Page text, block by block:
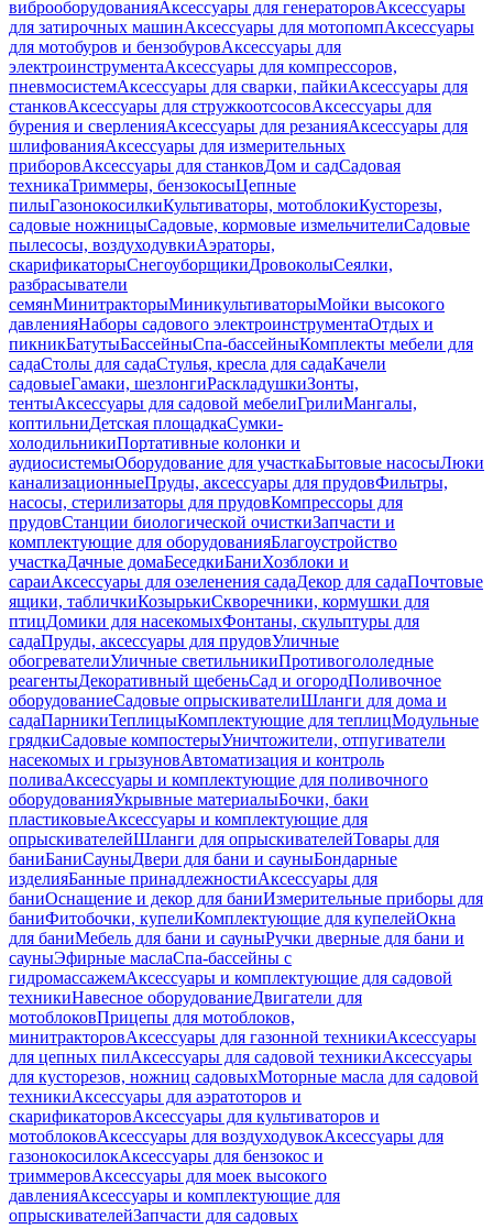
виброоборудованияАксессуары для генераторовАксессуары
для затирочных машинАксессуары для мотопомпАксессуары
для мотобуров и бензобуровАксессуары для
электроинструментаАксессуары для компрессоров,
пневмосистемАксессуары для сварки, пайкиАксессуары для
станковАксессуары для стружкоотсосовАксессуары для
бурения и сверленияАксессуары для резанияАксессуары для
шлифованияАксессуары для измерительных
приборовАксессуары для станковДом и садСадовая
техникаТриммеры, бензокосыЦепные
пилыГазонокосилкиКультиваторы, мотоблокиКусторезы,
садовые ножницыСадовые, кормовые измельчителиСадовые
пылесосы, воздуходувкиАэраторы,
скарификаторыСнегоуборщикиДровоколыСеялки,
разбрасыватели
семянМинитракторыМиникультиваторыМойки высокого
давленияНаборы садового электроинструментаОтдых и
пикникБатутыБассейныСпа-бассейныКомплекты мебели для
садаСтолы для садаСтулья, кресла для садаКачели
садовыеГамаки, шезлонгиРаскладушкиЗонты,
тентыАксессуары для садовой мебелиГрилиМангалы,
коптильниДетская площадкаСумки-
холодильникиПортативные колонки и
аудиосистемыОборудование для участкаБытовые насосыЛюки
канализационныеПруды, аксессуары для прудовФильтры,
насосы, стерилизаторы для прудовКомпрессоры для
прудовСтанции биологической очисткиЗапчасти и
комплектующие для оборудованияБлагоустройство
участкаДачные домаБеседкиБаниХозблоки и
сараиАксессуары для озеленения садаДекор для садаПочтовые
ящики, табличкиКозырькиСкворечники, кормушки для
птицДомики для насекомыхФонтаны, скульптуры для
садаПруды, аксессуары для прудовУличные
обогревателиУличные светильникиПротивогололедные
реагентыДекоративный щебеньСад и огородПоливочное
оборудованиеСадовые опрыскивателиШланги для дома и
садаПарникиТеплицыКомплектующие для теплицМодульные
грядкиСадовые компостерыУничтожители, отпугиватели
насекомых и грызуновАвтоматизация и контроль
поливаАксессуары и комплектующие для поливочного
оборудованияУкрывные материалыБочки, баки
пластиковыеАксессуары и комплектующие для
опрыскивателейШланги для опрыскивателейТовары для
баниБаниСауныДвери для бани и сауныБондарные
изделияБанные принадлежностиАксессуары для
баниОснащение и декор для баниИзмерительные приборы для
баниФитобочки, купелиКомплектующие для купелейОкна
для баниМебель для бани и сауныРучки дверные для бани и
сауныЭфирные маслаСпа-бассейны с
гидромассажемАксессуары и комплектующие для садовой
техникиНавесное оборудованиеДвигатели для
мотоблоковПрицепы для мотоблоков,
минитракторовАксессуары для газонной техникиАксессуары
для цепных пилАксессуары для садовой техникиАксессуары
для кусторезов, ножниц садовыхМоторные масла для садовой
техникиАксессуары для аэратоторов и
скарификаторовАксессуары для культиваторов и
мотоблоковАксессуары для воздуходувокАксессуары для
газонокосилокАксессуары для бензокос и
триммеровАксессуары для моек высокого
давленияАксессуары и комплектующие для
опрыскивателейЗапчасти для садовых